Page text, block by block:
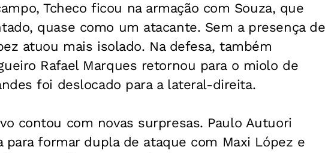
Tcheco ficou na armação com Souza, que
quase como um atacante. Sem a presença de
atuou mais isolado. Na defesa, também
Rafael Marques retornou para o miolo de
foi deslocado para a lateral-direita.
contou com novas surpresas. Paulo Autuori
para formar dupla de ataque com Maxi López e